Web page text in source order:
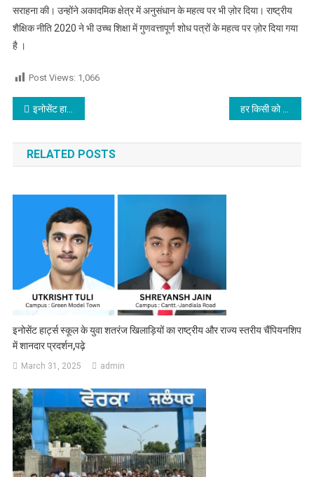
सराहना की। उन्होंने अकादमिक क्षेत्र में अनुसंधान के महत्व पर भी ज़ोर दिया। राष्ट्रीय
शैक्षिक नीति 2020 ने भी उच्च शिक्षा में गुणवत्तापूर्ण शोध पत्रों के महत्व पर ज़ोर दिया गया
है ।
Post Views: 1,066
Post navigation
इनोसेंट हार्ट्स ग्रुप ने ‘वसुधैव कुटुम्बकम के लिए योग’ थीम के साथ मनाया अंतर्राष्ट्रीय योग दिवस हर किसी को चाहिए कि जीवों पर दया करे और सदकर्म करे : नवजीत भारद्वाज
RELATED POSTS
इनोसेंट हार्ट्स स्कूल के युवा शतरंज खिलाड़ियों का राष्ट्रीय और राज्य स्तरीय चैंपियनशिप
में शानदार प्रदर्शन,पढ़े
March 31, 2025 admin